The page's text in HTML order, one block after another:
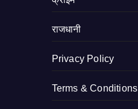
राजधानी
Privacy Policy
Terms & Conditions